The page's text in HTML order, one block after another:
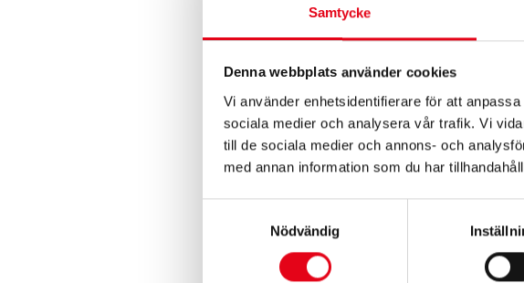
Samtycke
Denna webbplats använder cookies
Vi använder enhetsidentifierare för att
sociala medier och analysera vår trafik. Vi
till de sociala medier och annons- och
med annan information som du har
Nödvändig
BETONGSKYFFEL PRO
ERGONOMIC SVART
543,20krexkl. moms